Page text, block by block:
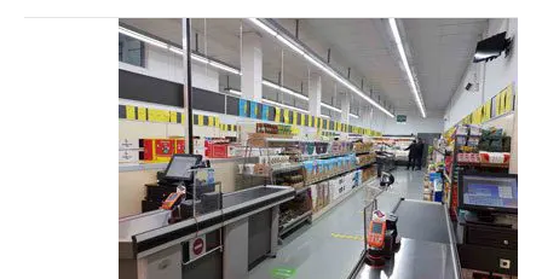
میز
صندوق
فروشگاهی
با
نوار
نقاله